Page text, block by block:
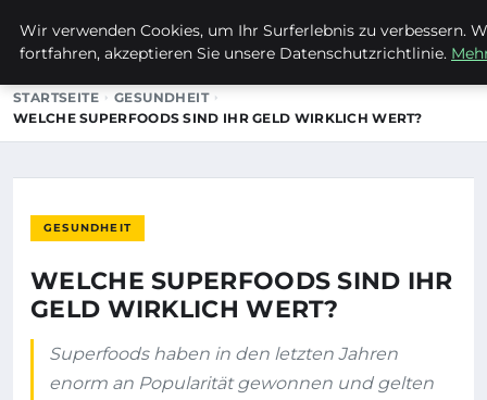
MTUCLUB
STARTSEITE
GESUNDHEIT
WELCHE SUPERFOODS SIND IHR GELD WIRKLICH WERT?
GESUNDHEIT
WELCHE SUPERFOODS SIND IHR
GELD WIRKLICH WERT?
Superfoods haben in den letzten Jahren
enorm an Popularität gewonnen und gelten
Wir verwenden Cookies, um Ihr Surferlebnis zu verbessern.
fortfahren, akzeptieren Sie unsere Datenschutzrichtlinie.